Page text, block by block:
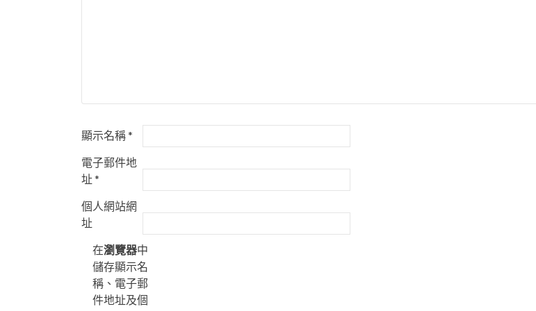
顯示名稱*
電子郵件地
址*
個人網站網
址
在瀏覽器中
儲存顯示名
稱、電子郵
件地址及個